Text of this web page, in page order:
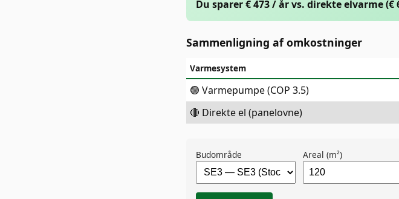
Du sparer € 473 / år vs. direkte elvarme (€
Sammenligning af omkostninger
Varmesystem
🟢 Varmepumpe (COP 3.5)
🔴 Direkte el (panelovne)
Budområde Areal (m²)